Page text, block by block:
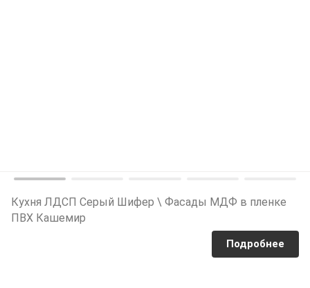
Кухня ЛДСП Серый Шифер \ Фасады МДФ в пленке
ПВХ Кашемир
Подробнее